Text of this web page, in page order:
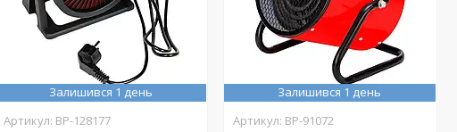
Залишився 1 день
BP-128177
Залишився 1 день
BP-91072